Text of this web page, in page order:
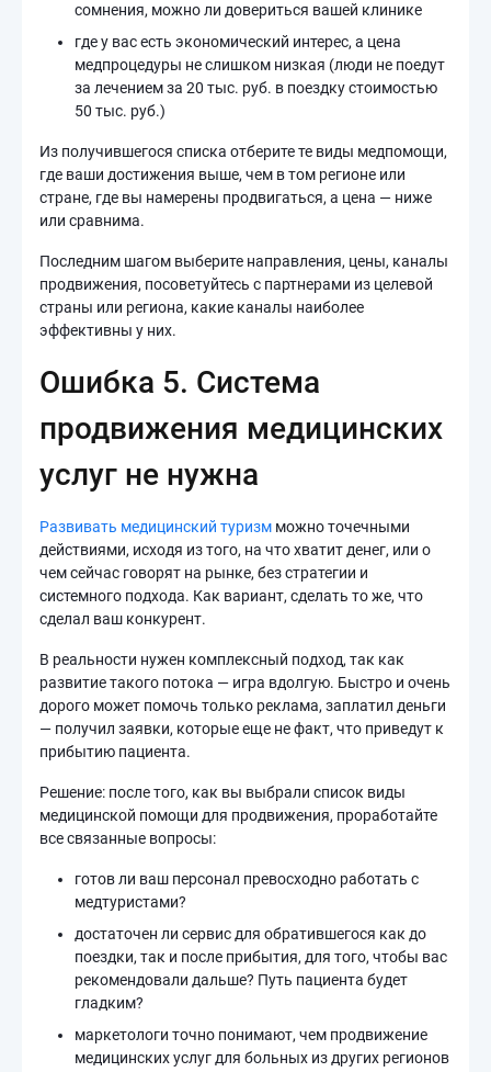
сомнения, можно ли довериться вашей клинике
где у вас есть экономический интерес, а цена
медпроцедуры не слишком низкая (люди не поедут
за лечением за 20 тыс. руб. в поездку стоимостью
50 тыс. руб.)
Из получившегося списка отберите те виды медпомощи,
где ваши достижения выше, чем в том регионе или
стране, где вы намерены продвигаться, а цена — ниже
или сравнима.
Последним шагом выберите направления, цены, каналы
продвижения, посоветуйтесь с партнерами из целевой
страны или региона, какие каналы наиболее
эффективны у них.
Ошибка 5. Система
продвижения медицинских
услуг не нужна
Развивать медицинский туризм можно точечными
действиями, исходя из того, на что хватит денег, или о
чем сейчас говорят на рынке, без стратегии и
системного подхода. Как вариант, сделать то же, что
сделал ваш конкурент.
В реальности нужен комплексный подход, так как
развитие такого потока — игра вдолгую. Быстро и очень
дорого может помочь только реклама, заплатил деньги
— получил заявки, которые еще не факт, что приведут к
прибытию пациента.
Решение: после того, как вы выбрали список виды
медицинской помощи для продвижения, проработайте
все связанные вопросы:
готов ли ваш персонал превосходно работать с
медтуристами?
достаточен ли сервис для обратившегося как до
поездки, так и после прибытия, для того, чтобы вас
рекомендовали дальше? Путь пациента будет
гладким?
маркетологи точно понимают, чем продвижение
медицинских услуг для больных из других регионов